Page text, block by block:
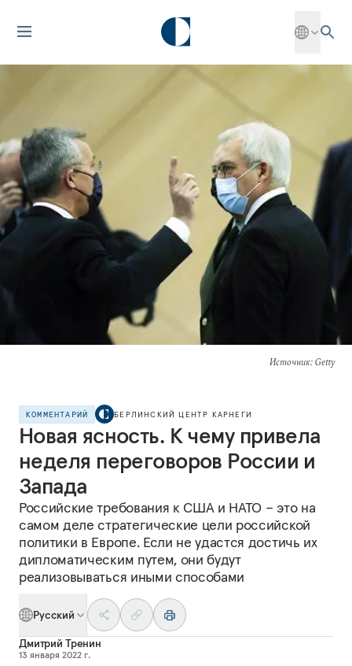
Источник: Getty
КОММЕНТАРИЙ БЕРЛИНСКИЙ ЦЕНТР КАРНЕГИ
Новая ясность. К чему привела
неделя переговоров России и
Запада
Российские требования к США и НАТО – это на
самом деле стратегические цели российской
политики в Европе. Если не удастся достичь их
дипломатическим путем, они будут
реализовываться иными способами
Русский
Дмитрий Тренин
13 января 2022 г.